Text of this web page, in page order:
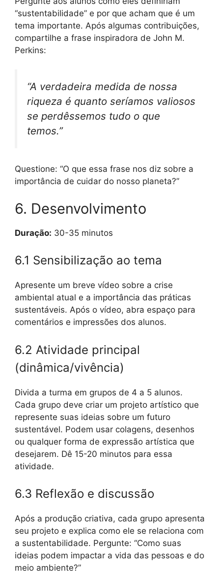
“sustentabilidade” e por que acham que é um
tema importante. Após algumas contribuições,
compartilhe a frase inspiradora de John M.
Perkins:
“A verdadeira medida de nossa
riqueza é quanto seríamos valiosos
se perdêssemos tudo o que
temos.”
Questione: “O que essa frase nos diz sobre a
importância de cuidar do nosso planeta?”
6. Desenvolvimento
Duração: 30-35 minutos
6.1 Sensibilização ao tema
Apresente um breve vídeo sobre a crise
ambiental atual e a importância das práticas
sustentáveis. Após o vídeo, abra espaço para
comentários e impressões dos alunos.
6.2 Atividade principal
(dinâmica/vivência)
Divida a turma em grupos de 4 a 5 alunos.
Cada grupo deve criar um projeto artístico que
represente suas ideias sobre um futuro
sustentável. Podem usar colagens, desenhos
ou qualquer forma de expressão artística que
desejarem. Dê 15-20 minutos para essa
atividade.
6.3 Reflexão e discussão
Após a produção criativa, cada grupo apresenta
seu projeto e explica como ele se relaciona com
a sustentabilidade. Pergunte: “Como suas
ideias podem impactar a vida das pessoas e do
meio ambiente?”